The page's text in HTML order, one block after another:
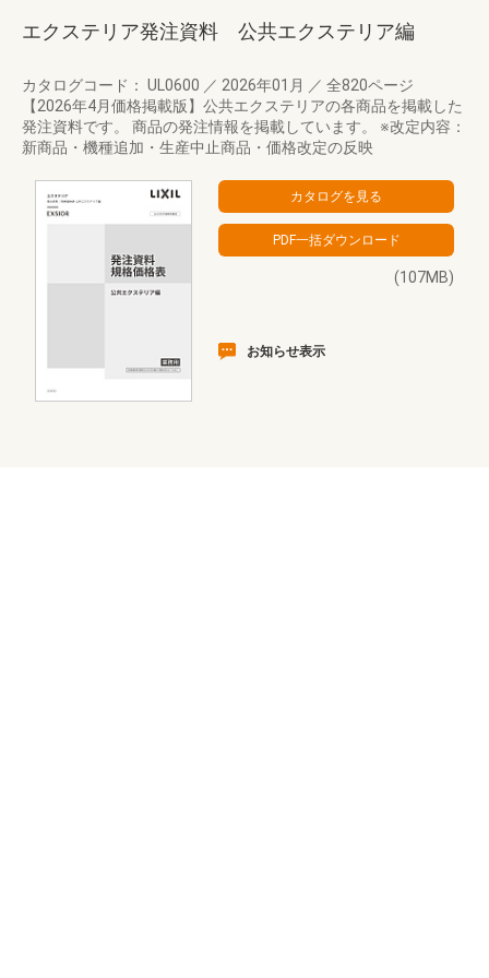
エクステリア発注資料 公共エクステリア編
カタログコード： UL0600 ／ 2026年01月 ／ 全820ページ
【2026年4月価格掲載版】公共エクステリアの各商品を掲載した
発注資料です。 商品の発注情報を掲載しています。 ※改定内容：
新商品・機種追加・生産中止商品・価格改定の反映
(107MB)
お知らせ表示